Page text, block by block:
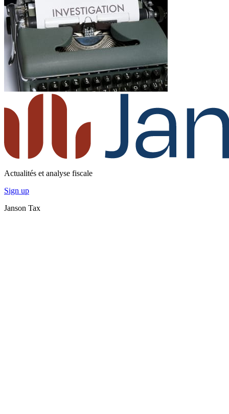
Actualités et analyse fiscale
Sign up
Janson Tax